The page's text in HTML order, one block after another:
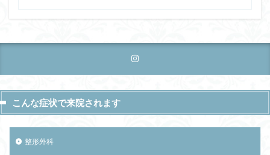
こんな症状で来院されます
整形外科